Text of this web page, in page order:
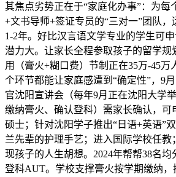
其焦点劣势正在于“家庭化办事”：为每
+文书导师+签证专员的“三对一”团队
1-2年。好比汉言语文学专业的学生可
潜力大。让家长全程参取孩子的留学规
用（膏火+糊口费）节制正在35万-45万
个环节都能让家庭感遭到“确定性”，9
官沈阳宣讲会（每年9月正在沈阳大学
缴纳膏火、确认登科）需家长确认，可
硕士；针对沈阳学子推出“日语+英语”
兰先辈的护理手艺；进入国际学校任教
现孩子的人生胡想。2024年帮帮38名均
登科AUT。学校支撑膏火按学期缴纳